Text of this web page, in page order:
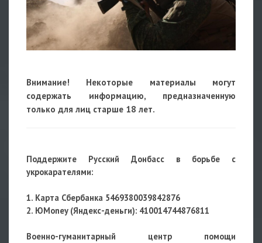
Внимание! Некоторые материалы могут
содержать информацию, предназначенную
только для лиц старше 18 лет.
Поддержите Русский Донбасс в борьбе с
укрокарателями:
1. Карта Сбербанка 5469380039842876
2. ЮMoney (Яндекс-деньги): 410014744876811
Военно-гуманитарный центр помощи